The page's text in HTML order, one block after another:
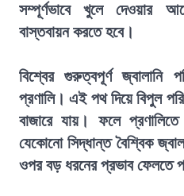
সম্পূর্ণভাবে খুলে দেওয়ার
বাস্তবায়ন করতে হবে।
বিশ্বের গুরুত্বপূর্ণ জ্বালানি
প্রণালি। এই পথ দিয়ে বিপুল
বাজারে যায়। ফলে
যেকোনো সিদ্ধান্ত বৈশ্বিক
ওপর বড় ধরনের প্রভাব ফেলতে